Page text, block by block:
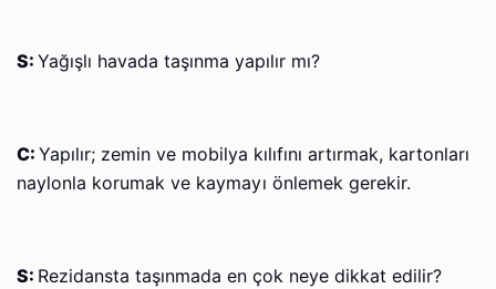
S: Yağışlı havada taşınma yapılır mı?
C: Yapılır; zemin ve mobilya kılıfını artırmak, kartonları
naylonla korumak ve kaymayı önlemek gerekir.
S: Rezidansta taşınmada en çok neye dikkat edilir?